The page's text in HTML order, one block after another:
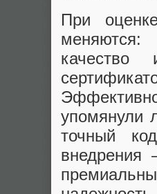
При
меняются:
упомянули
точный
внедрения